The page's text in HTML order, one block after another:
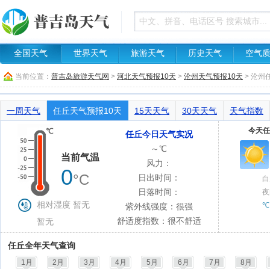
全国天气 世界天气 旅游天气 历史天气 空气
当前位置： 普吉岛旅游天气网 > 河北天气预报10天 > 沧州天气预报10天 > 沧州
一周天气 任丘天气预报10天 15天天气 30天天气 天气指数
当前气温
0°C
相对湿度 暂无
暂无
任丘今日天气实况
～℃
风力：
日出时间：
日落时间：
紫外线强度：很强
舒适度指数：很不舒适
今天
℃
任丘全年天气查询
1月 2月 3月 4月 5月 6月 7月 8月